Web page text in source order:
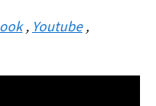
, Youtube ,